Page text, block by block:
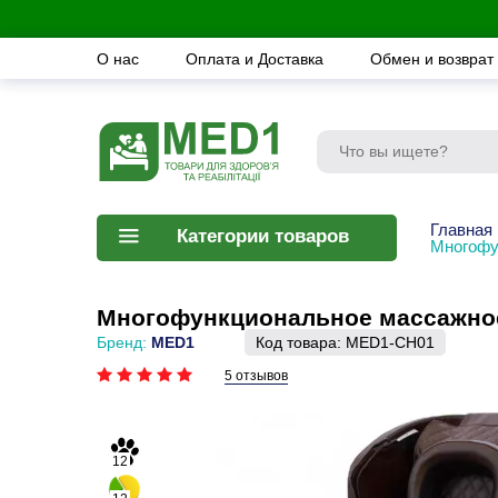
О нас Оплата и Доставка Обмен и возврат
Категории товаров
Главная
Многофункциональное
Бренд: MED1 Код товара: MED1-CH01
5 отзывов
12